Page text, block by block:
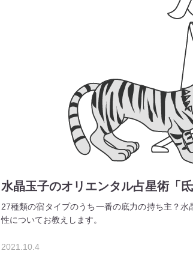
水晶玉子のオリエンタル占星術「
27種類の宿タイプのうち一番の底力の持ち主？
性についてお教えします。
2021.10.4